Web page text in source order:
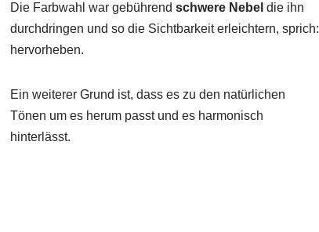
Die Farbwahl war gebührendschwere Nebel die ihn
durchdringen und so die Sichtbarkeit erleichtern, sprich:
hervorheben.
Ein weiterer Grund ist, dass es zu den natürlichen
Tönen um es herum passt und es harmonisch
hinterlässt.